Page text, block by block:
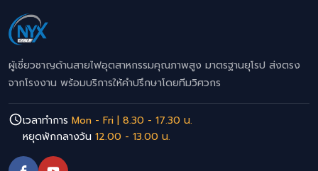
ผู้เชี่ยวชาญด้านสายไฟอุตสาหกรรมคุณภาพสูง มาตรฐานยุโรป ส่งตรง
จากโรงงาน พร้อมบริการให้คำปรึกษาโดยทีมวิศวกร
เวลาทำการ Mon - Fri | 8.30 - 17.30 น.
หยุดพักกลางวัน 12.00 - 13.00 น.